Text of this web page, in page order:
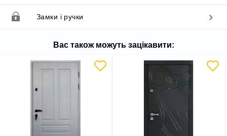
Замки і ручки
Вас також можуть зацікавити: